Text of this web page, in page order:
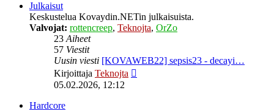
Julkaisut
Keskustelua Kovaydin.NETin julkaisuista.
Valvojat: rottencreep, Teknojta, OrZo
23Aiheet
57 Viestit
Uusin viesti [KOVAWEB22] sepsis23 - decayi…
Kirjoittaja Teknojta
05.02.2026, 12:12
Hardcore